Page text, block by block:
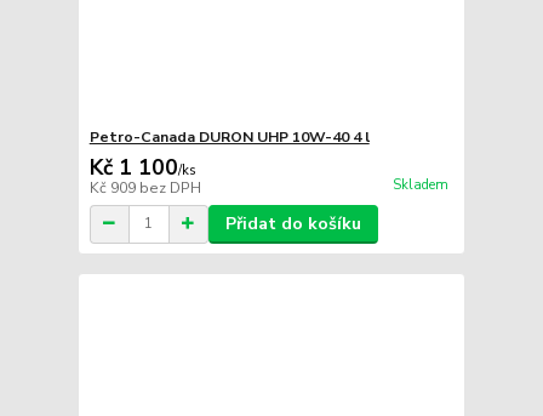
Petro-Canada DURON UHP 10W-40 4 l
Kč 1 100/ks
Kč 909 bez DPH Skladem
Přidat do košíku